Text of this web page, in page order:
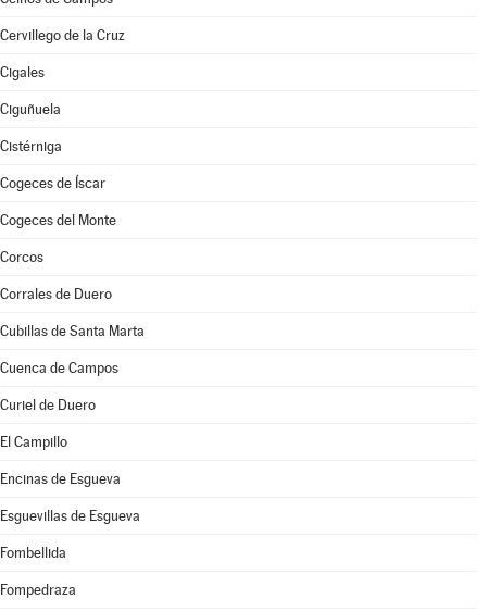
Cervillego de la Cruz
Cigales
Ciguñuela
Cistérniga
Cogeces de Íscar
Cogeces del Monte
Corcos
Corrales de Duero
Cubillas de Santa Marta
Cuenca de Campos
Curiel de Duero
El Campillo
Encinas de Esgueva
Esguevillas de Esgueva
Fombellida
Fompedraza